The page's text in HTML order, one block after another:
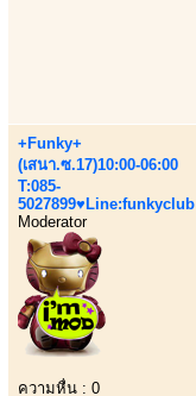
+Funky+
(เสนา.ซ.17)10:00-06:00
T:085-
5027899♥Line:funkyclub
Moderator
ความหื่น : 0